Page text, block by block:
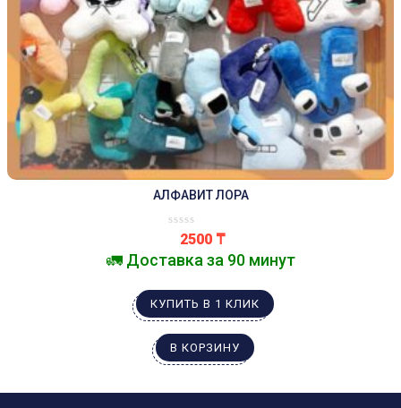
АЛФАВИТ ЛОРА
2500 ₸
🚛 Доставка за 90 минут
КУПИТЬ В 1 КЛИК
В КОРЗИНУ